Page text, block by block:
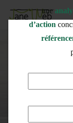
une
d’action
5
5 signes qu’il